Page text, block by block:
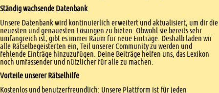
Ständig wachsende Datenbank
Unsere Datenbank wird kontinuierlich erweitert und aktualisiert, um dir die
neuesten und genauesten Lösungen zu bieten. Obwohl sie bereits sehr
umfangreich ist, gibt es immer Raum für neue Einträge. Deshalb laden wir
alle Rätselbegeisterten ein, Teil unserer Community zu werden und
fehlende Einträge hinzuzufügen. Deine Beiträge helfen uns, das Lexikon
noch umfassender und nützlicher für alle zu machen.
Vorteile unserer Rätselhilfe
Kostenlos und benutzerfreundlich: Unsere Plattform ist für jeden